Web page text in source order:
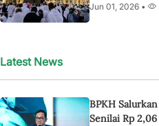
Jun 01, 2026 •
Latest News
BPKH
Senilai Rp